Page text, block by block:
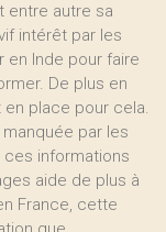
entre autre sa
intérêt par les
en Inde pour faire
De plus en
place pour cela.
par les
ces informations
aide de plus à
France, cette